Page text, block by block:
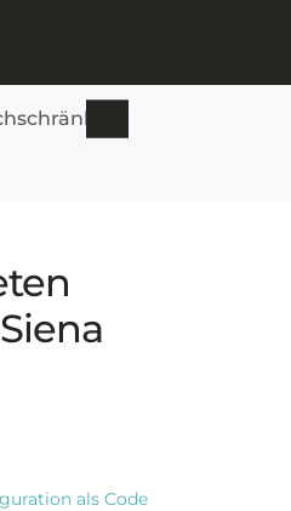
als Code